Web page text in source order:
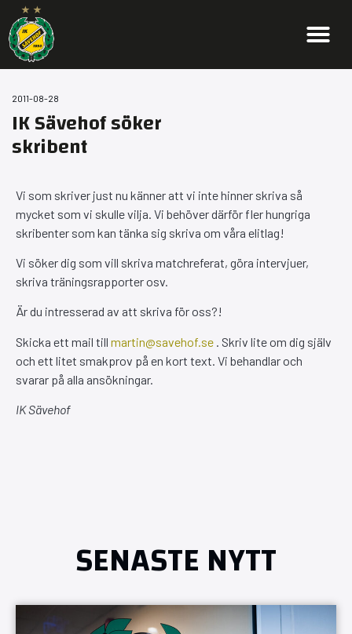
2011-08-28
IK Sävehof söker
skribent
Vi som skriver just nu känner att vi inte hinner skriva så
mycket som vi skulle vilja. Vi behöver därför fler hungriga
skribenter som kan tänka sig skriva om våra elitlag!
Vi söker dig som vill skriva matchreferat, göra intervjuer,
skriva träningsrapporter osv.
Är du intresserad av att skriva för oss?!
Skicka ett mail till martin@savehof.se . Skriv lite om dig själv
och ett litet smakprov på en kort text. Vi behandlar och
svarar på alla ansökningar.
IK Sävehof
SENASTE NYTT